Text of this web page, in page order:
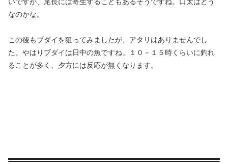
なのかな。
この後もブダイを狙ってみましたが、アタリはありませんでし
た。やはりブダイは日中の魚ですね。１０－１５時くらいに釣れ
ることが多く、夕方には反応が無くなります。